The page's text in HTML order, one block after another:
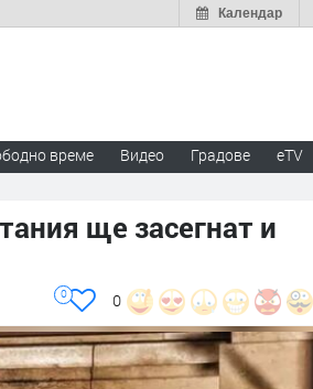
Календар
време Видео Градове eTV
ще засегнат и
0
0